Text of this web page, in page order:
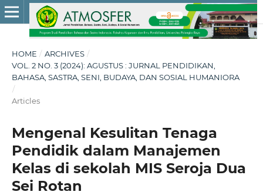
HOME / ARCHIVES /
VOL. 2 NO. 3 (2024): AGUSTUS : JURNAL PENDIDIKAN,
BAHASA, SASTRA, SENI, BUDAYA, DAN SOSIAL HUMANIORA
/
Articles
Mengenal Kesulitan Tenaga
Pendidik dalam Manajemen
Kelas di sekolah MIS Seroja Dua
Sei Rotan